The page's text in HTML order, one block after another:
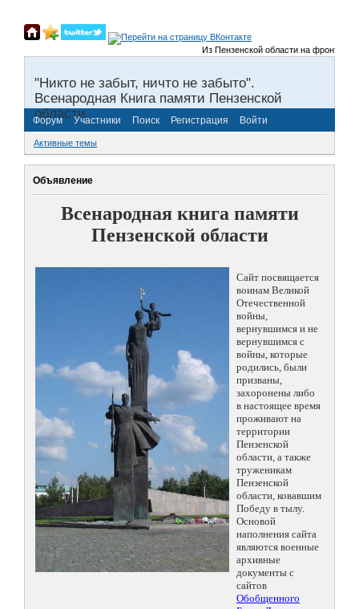
Из Пензенской области на фронты
"Никто не забыт, ничто не забыто".
Всенародная Книга памяти Пензенской
области.
Форум Участники Поиск Регистрация Войти
Активные темы
Объявление
Всенародная книга памяти
Пензенской области
Сайт посвящается
воинам Великой
Отечественной
войны,
вернувшимся и не
вернувшимся с
войны, которые
родились, были
призваны,
захоронены либо
в настоящее время
проживают на
территории
Пензенской
области, а также
труженикам
Пензенской
области, ковавшим
Победу в тылу.
Основой
наполнения сайта
являются военные
архивные
документы с
сайтов
Обобщенного